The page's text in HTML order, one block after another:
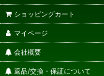
ショッピングカート
マイページ
会社概要
返品/交換・保証について